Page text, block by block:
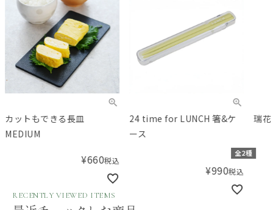
カットもできる長皿
MEDIUM
¥660税込
24 time for LUNCH 箸&ケ
ース
全2種
¥990税込
瑞
RECENTLY VIEWED ITEMS